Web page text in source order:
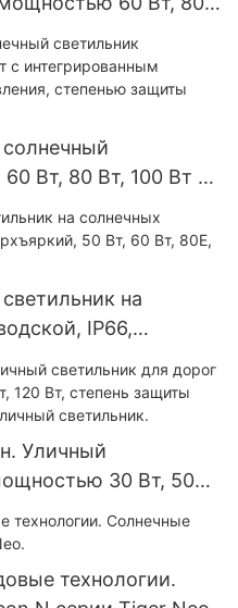
фосфатными
Вт, 80 Вт, 100 Вт с
дистанционного
IP65 и
на
IP66,
80E, 100 Вт, 120 Вт,
Уличный
30 Вт, 50
защиты IP66.
светильник.
технологии.